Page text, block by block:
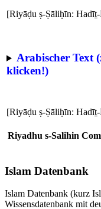
[Riyāḍu ṣ-Ṣāliḥīn:
Arabischer Text
klicken!)
[Riyāḍu ṣ-Ṣāliḥīn:
Riyadhu s-Salihin
Islam Datenbank
Islam Datenbank (kurz
Wissensdatenbank mit